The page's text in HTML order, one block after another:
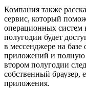
Компания также
сервис, который
операционных
полугодии будет
в мессенджере на
приложений и
втором полугодии
собственный браузер,
приложения.